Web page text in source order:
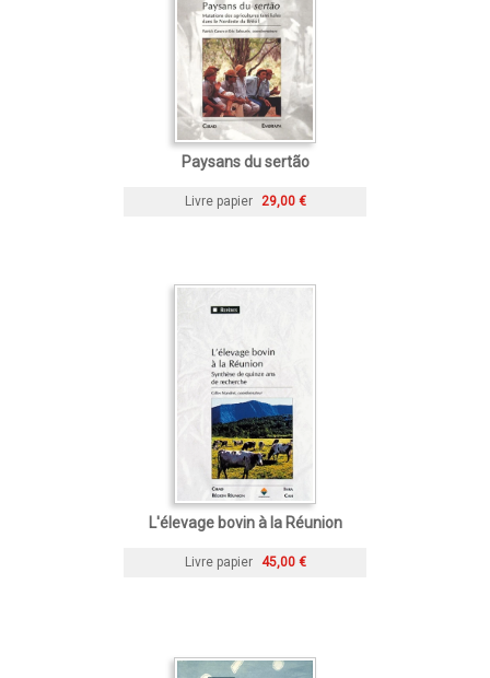
Paysans du sertão
Livre papier 29,00 €
L'élevage bovin à la Réunion
Livre papier 45,00 €